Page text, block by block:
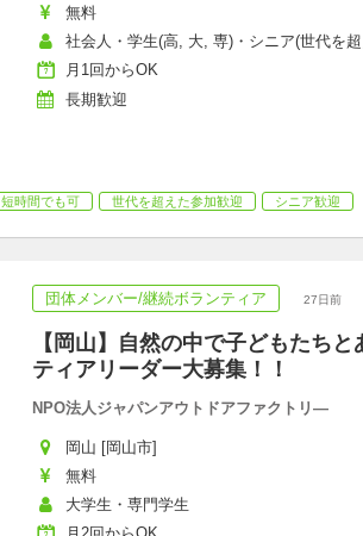
無料
社会人・学生(高, 大, 専)・シニア(世代を
月1回からOK
長期歓迎
短時間でも可 世代を超えた参加歓迎 シニア歓迎
団体メンバー/継続ボランティア 27日前
【岡山】自然の中で子どもたち
ティアリーダー大募集！！
NPO法人ジャパンアウトドアファクトリ―
岡山 [岡山市]
無料
大学生・専門学生